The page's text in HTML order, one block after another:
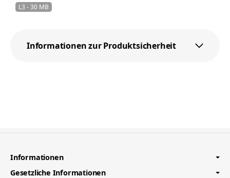
L3 - 30 MB
Informationen zur Produktsicherheit
Informationen
Gesetzliche Informationen